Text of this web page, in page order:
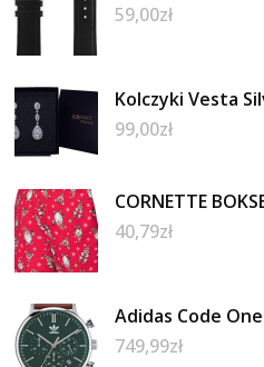
59,00zł
Kolczyki Vesta
99,00zł
CORNETTE
40,79zł
Adidas Code
749,99zł